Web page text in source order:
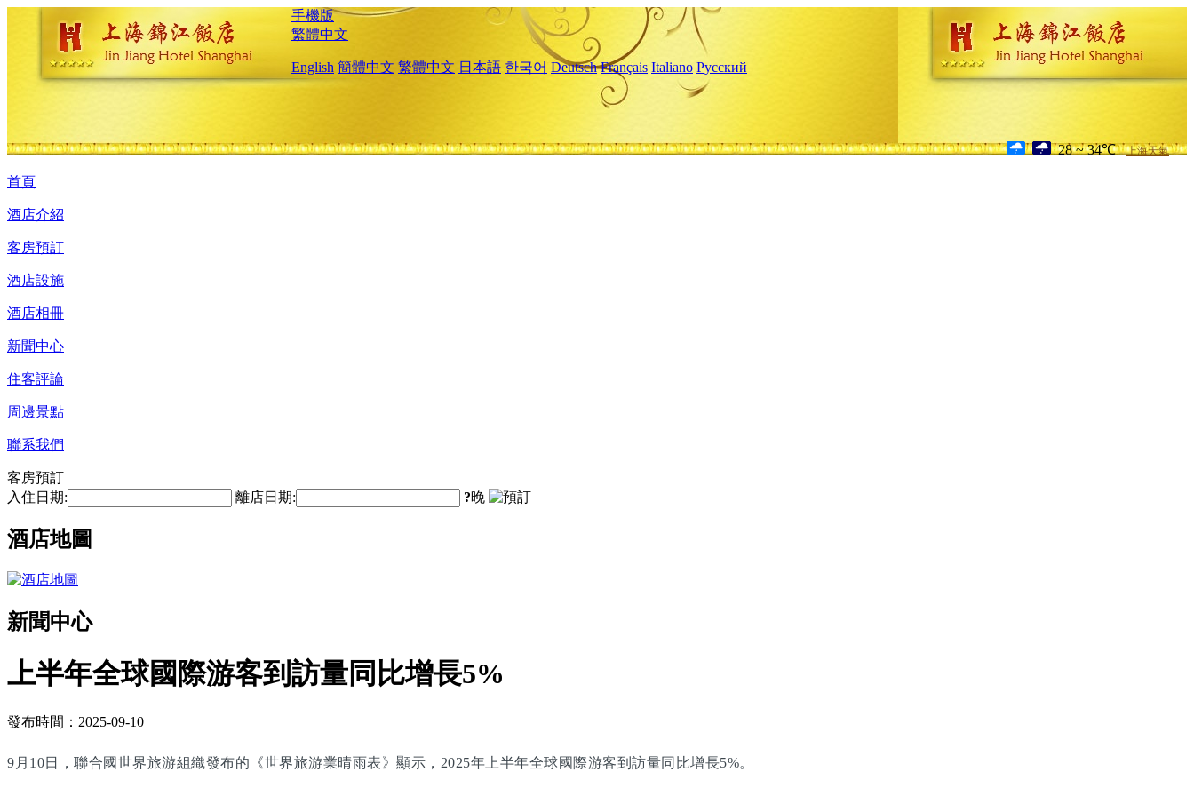
手機版
繁體中文
English 簡體中文 繁體中文 日本語 한국어 Deutsch Français Italiano Русский
28 ~ 34℃ 上海天氣
首頁
酒店介紹
客房預訂
酒店設施
酒店相冊
新聞中心
住客評論
周邊景點
聯系我們
客房預訂
入住日期:
離店日期: ?晚
酒店地圖
新聞中心
上半年全球國際游客到訪量同比增長5%
發布時間：2025-09-10
9月10日，聯合國世界旅游組織發布的《世界旅游業晴雨表》顯示，2025年上半年全球國際游客到訪量同比增長5%。